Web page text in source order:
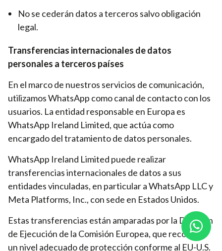
No se cederán datos a terceros salvo obligación
legal.
Transferencias internacionales de datos
personales a terceros países
En el marco de nuestros servicios de comunicación,
utilizamos WhatsApp como canal de contacto con los
usuarios. La entidad responsable en Europa es
WhatsApp Ireland Limited, que actúa como
encargado del tratamiento de datos personales.
WhatsApp Ireland Limited puede realizar
transferencias internacionales de datos a sus
entidades vinculadas, en particular a WhatsApp LLC y
Meta Platforms, Inc., con sede en Estados Unidos.
Estas transferencias están amparadas por la Decisión
de Ejecución de la Comisión Europea, que reconoce
un nivel adecuado de protección conforme al EU-U.S.